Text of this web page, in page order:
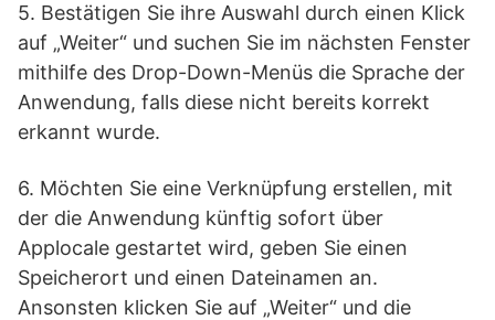
5. Bestätigen Sie ihre Auswahl durch einen Klick
auf „Weiter“ und suchen Sie im nächsten Fenster
mithilfe des Drop-Down-Menüs die Sprache der
Anwendung, falls diese nicht bereits korrekt
erkannt wurde.
6. Möchten Sie eine Verknüpfung erstellen, mit
der die Anwendung künftig sofort über
Applocale gestartet wird, geben Sie einen
Speicherort und einen Dateinamen an.
Ansonsten klicken Sie auf „Weiter“ und die